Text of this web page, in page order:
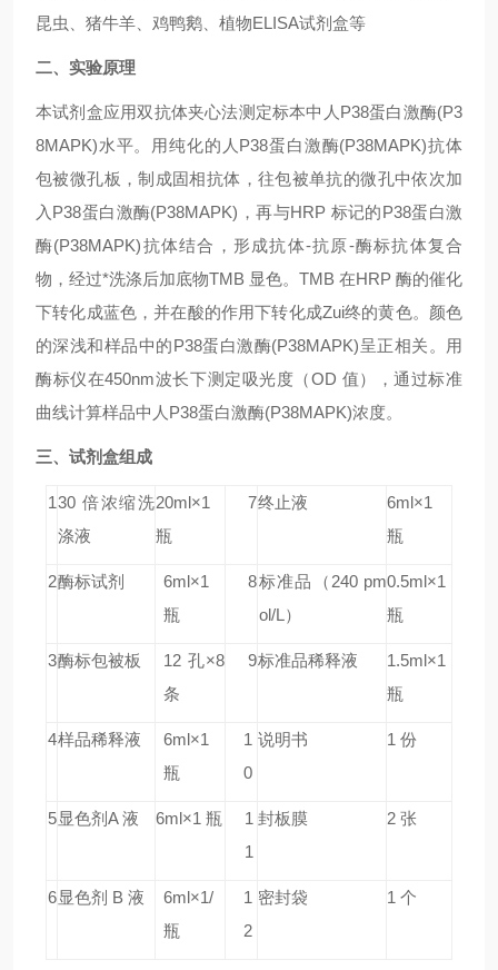
昆虫、猪牛羊、鸡鸭鹅、植物ELISA试剂盒等
二、实验原理
本试剂盒应用双抗体夹心法测定标本中人P38蛋白激酶(P3
8MAPK)水平。用纯化的人P38蛋白激酶(P38MAPK)抗体
包被微孔板，制成固相抗体，往包被单抗的微孔中依次加
入P38蛋白激酶(P38MAPK)，再与HRP 标记的P38蛋白激
酶(P38MAPK)抗体结合，形成抗体-抗原-酶标抗体复合
物，经过*洗涤后加底物TMB 显色。TMB 在HRP 酶的催化
下转化成蓝色，并在酸的作用下转化成Zui终的黄色。颜色
的深浅和样品中的P38蛋白激酶(P38MAPK)呈正相关。用
酶标仪在450nm波长下测定吸光度（OD 值），通过标准
曲线计算样品中人P38蛋白激酶(P38MAPK)浓度。
三、试剂盒组成
130 倍浓缩洗
涤液
20ml×1
瓶
7终止液
6ml×1
瓶
2酶标试剂
6ml×1
瓶
8标准品
（240 pm
ol/L）
0.5ml×1
瓶
3酶标包被板
12 孔×8
条
9标准品稀释液
1.5ml×1
瓶
4样品稀释液
6ml×1
瓶
1
0
说明书 1 份
5显色剂A 液 6ml×1 瓶
1
1
封板膜 2 张
6显色剂 B 液
6ml×1/
瓶
1
2
密封袋 1 个